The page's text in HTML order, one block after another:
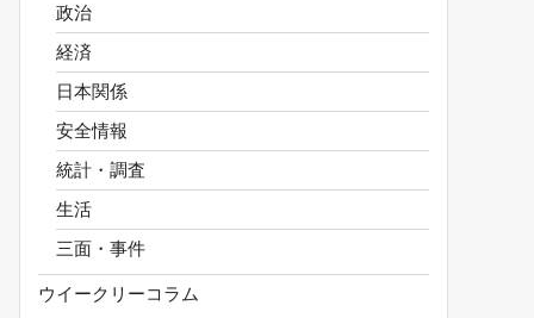
政治
経済
日本関係
安全情報
統計・調査
生活
三面・事件
ウイークリーコラム